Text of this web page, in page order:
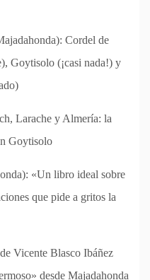
Cordel de
Goytisolo (¡casi nada!) y
Larache y Almería: la
Goytisolo
«Un libro ideal sobre
que pide a gritos la
Vicente Blasco Ibáñez
desde Majadahonda